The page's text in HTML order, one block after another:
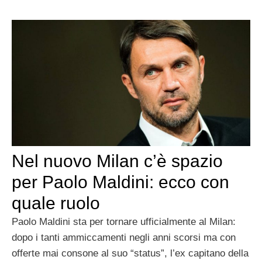
Nel nuovo Milan c’è spazio
per Paolo Maldini: ecco con
quale ruolo
Paolo Maldini sta per tornare ufficialmente al Milan:
dopo i tanti ammiccamenti negli anni scorsi ma con
offerte mai consone al suo “status”, l’ex capitano della